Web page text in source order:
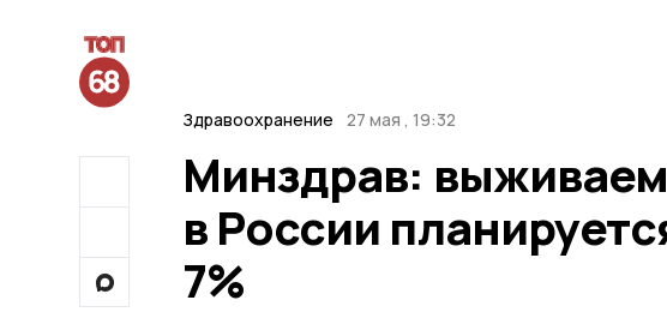
Здравоохранение 27 мая , 19:32
Минздрав:
в России
7%